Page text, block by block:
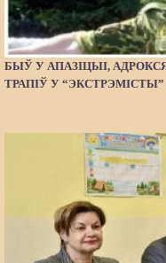
БЫЎ У АПАЗІЦЫІ,
ТРАПІЎ У “ЭКСТРЭМІСТЫ”